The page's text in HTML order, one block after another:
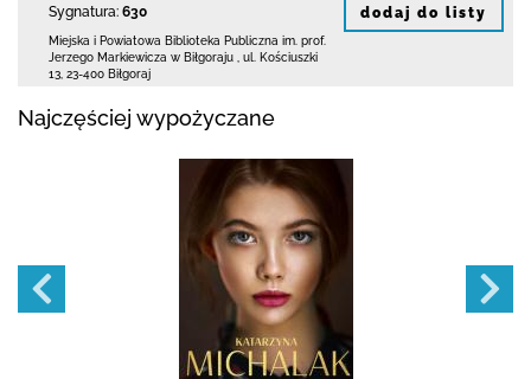
Sygnatura: 630
Miejska i Powiatowa Biblioteka Publiczna im. prof.
Jerzego Markiewicza w Biłgoraju
ul. Kościuszki
13 23-400 Biłgoraj
dodaj do listy
Najczęściej wypożyczane